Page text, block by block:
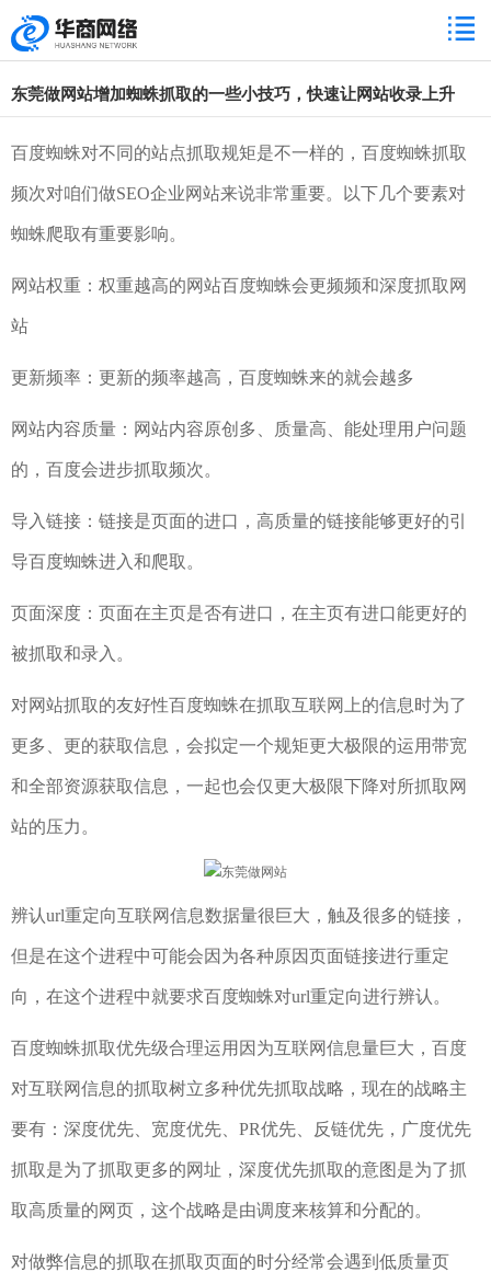
东莞做网站增加蜘蛛抓取的一些小技巧，快速让网站收录上升
百度蜘蛛对不同的站点抓取规矩是不一样的，百度蜘蛛抓取
频次对咱们做SEO企业网站来说非常重要。以下几个要素对
蜘蛛爬取有重要影响。
网站权重：权重越高的网站百度蜘蛛会更频频和深度抓取网
站
更新频率：更新的频率越高，百度蜘蛛来的就会越多
网站内容质量：网站内容原创多、质量高、能处理用户问题
的，百度会进步抓取频次。
导入链接：链接是页面的进口，高质量的链接能够更好的引
导百度蜘蛛进入和爬取。
页面深度：页面在主页是否有进口，在主页有进口能更好的
被抓取和录入。
对网站抓取的友好性百度蜘蛛在抓取互联网上的信息时为了
更多、更的获取信息，会拟定一个规矩更大极限的运用带宽
和全部资源获取信息，一起也会仅更大极限下降对所抓取网
站的压力。
辨认url重定向互联网信息数据量很巨大，触及很多的链接，
但是在这个进程中可能会因为各种原因页面链接进行重定
向，在这个进程中就要求百度蜘蛛对url重定向进行辨认。
百度蜘蛛抓取优先级合理运用因为互联网信息量巨大，百度
对互联网信息的抓取树立多种优先抓取战略，现在的战略主
要有：深度优先、宽度优先、PR优先、反链优先，广度优先
抓取是为了抓取更多的网址，深度优先抓取的意图是为了抓
取高质量的网页，这个战略是由调度来核算和分配的。
对做弊信息的抓取在抓取页面的时分经常会遇到低质量页